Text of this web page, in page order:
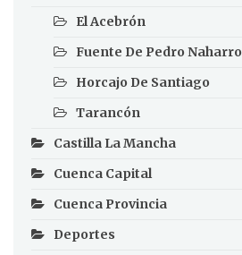
El Acebrón
Fuente De Pedro Naharro
Horcajo De Santiago
Tarancón
Castilla La Mancha
Cuenca Capital
Cuenca Provincia
Deportes